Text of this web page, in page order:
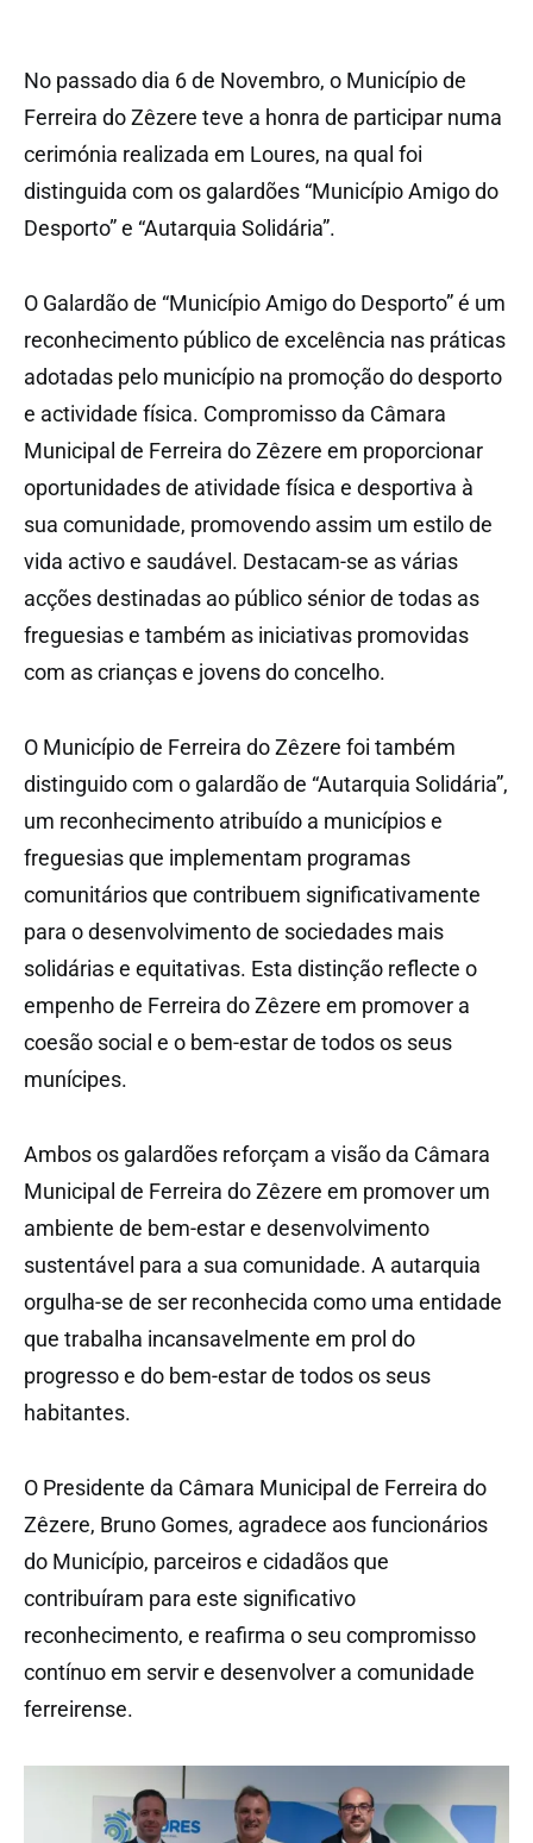
No passado dia 6 de Novembro, o Município de
Ferreira do Zêzere teve a honra de participar numa
cerimónia realizada em Loures, na qual foi
distinguida com os galardões “Município Amigo do
Desporto” e “Autarquia Solidária”.
O Galardão de “Município Amigo do Desporto” é um
reconhecimento público de excelência nas práticas
adotadas pelo município na promoção do desporto
e actividade física. Compromisso da Câmara
Municipal de Ferreira do Zêzere em proporcionar
oportunidades de atividade física e desportiva à
sua comunidade, promovendo assim um estilo de
vida activo e saudável. Destacam-se as várias
acções destinadas ao público sénior de todas as
freguesias e também as iniciativas promovidas
com as crianças e jovens do concelho.
O Município de Ferreira do Zêzere foi também
distinguido com o galardão de “Autarquia Solidária”,
um reconhecimento atribuído a municípios e
freguesias que implementam programas
comunitários que contribuem significativamente
para o desenvolvimento de sociedades mais
solidárias e equitativas. Esta distinção reflecte o
empenho de Ferreira do Zêzere em promover a
coesão social e o bem-estar de todos os seus
munícipes.
Ambos os galardões reforçam a visão da Câmara
Municipal de Ferreira do Zêzere em promover um
ambiente de bem-estar e desenvolvimento
sustentável para a sua comunidade. A autarquia
orgulha-se de ser reconhecida como uma entidade
que trabalha incansavelmente em prol do
progresso e do bem-estar de todos os seus
habitantes.
O Presidente da Câmara Municipal de Ferreira do
Zêzere, Bruno Gomes, agradece aos funcionários
do Município, parceiros e cidadãos que
contribuíram para este significativo
reconhecimento, e reafirma o seu compromisso
contínuo em servir e desenvolver a comunidade
ferreirense.